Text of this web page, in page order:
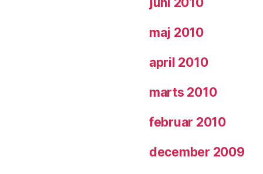
maj 2010
april 2010
marts 2010
februar 2010
december 2009